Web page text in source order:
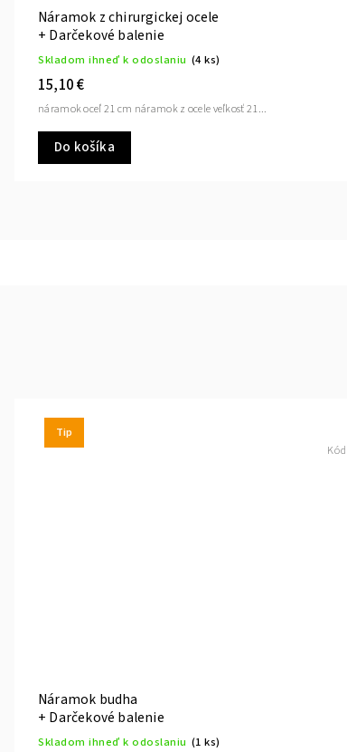
Náramok z chirurgickej ocele
+ Darčekové balenie
Skladom ihneď k odoslaniu (4 ks)
15,10 €
Do košíka
náramok oceľ 21 cm náramok z ocele veľkosť 21...
Tip
Náramok budha
+ Darčekové balenie
Skladom ihneď k odoslaniu (1 ks)